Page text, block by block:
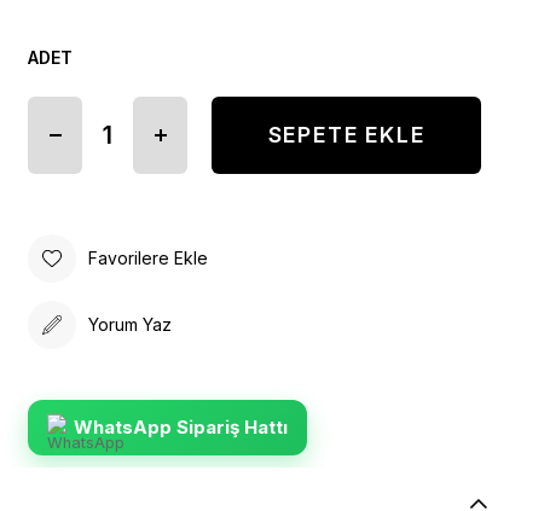
ADET
Favorilere Ekle
Yorum Yaz
WhatsApp Sipariş Hattı